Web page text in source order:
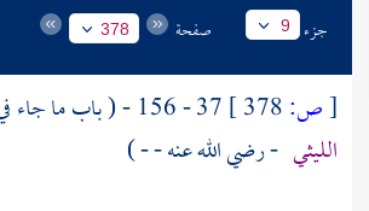
جزء 9 صفحة 378
[ص: 37 - 156 - ( باب ما جاء في
الليثي - رضي الله عنه - - )